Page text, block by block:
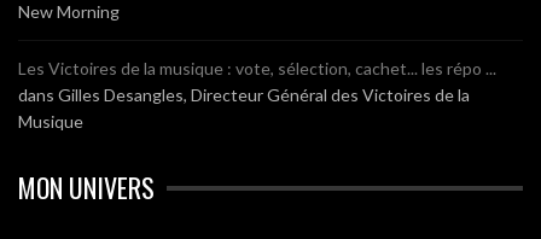
New Morning
Les Victoires de la musique : vote, sélection, cachet... les répo ...
dans Gilles Desangles, Directeur Général des Victoires de la
Musique
MON UNIVERS